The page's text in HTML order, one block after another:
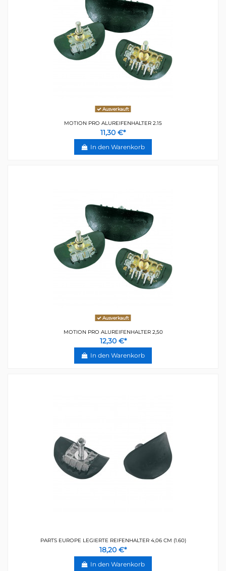
Ausverkauft
MOTION PRO ALUREIFENHALTER 2.15
11,30 €*
In den Warenkorb
Ausverkauft
MOTION PRO ALUREIFENHALTER 2,50
12,30 €*
In den Warenkorb
PARTS EUROPE LEGIERTE REIFENHALTER 4,06 CM (1.60)
18,20 €*
In den Warenkorb